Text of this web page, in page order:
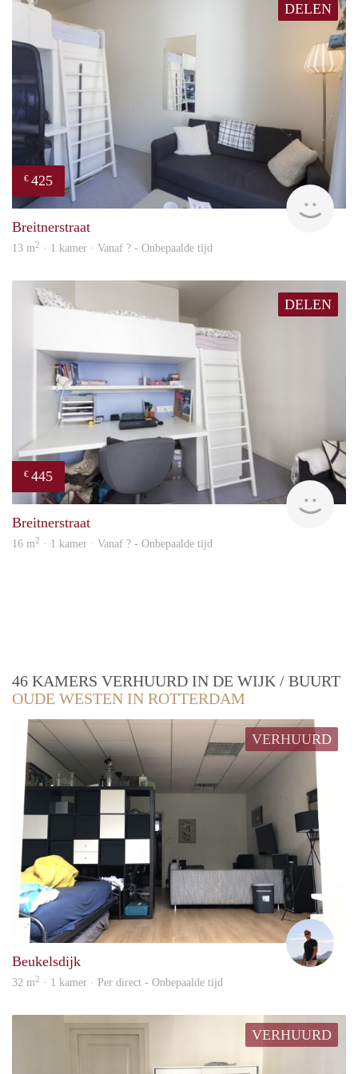
DELEN
€ 425
Breitnerstraat
13 m2 · 1 kamer · Vanaf ? - Onbepaalde tijd
DELEN
€ 445
Breitnerstraat
16 m2 · 1 kamer · Vanaf ? - Onbepaalde tijd
46 KAMERS VERHUURD IN DE WIJK / BUURT
OUDE WESTEN IN ROTTERDAM
VERHUURD
Beukelsdijk
32 m2 · 1 kamer · Per direct - Onbepaalde tijd
VERHUURD